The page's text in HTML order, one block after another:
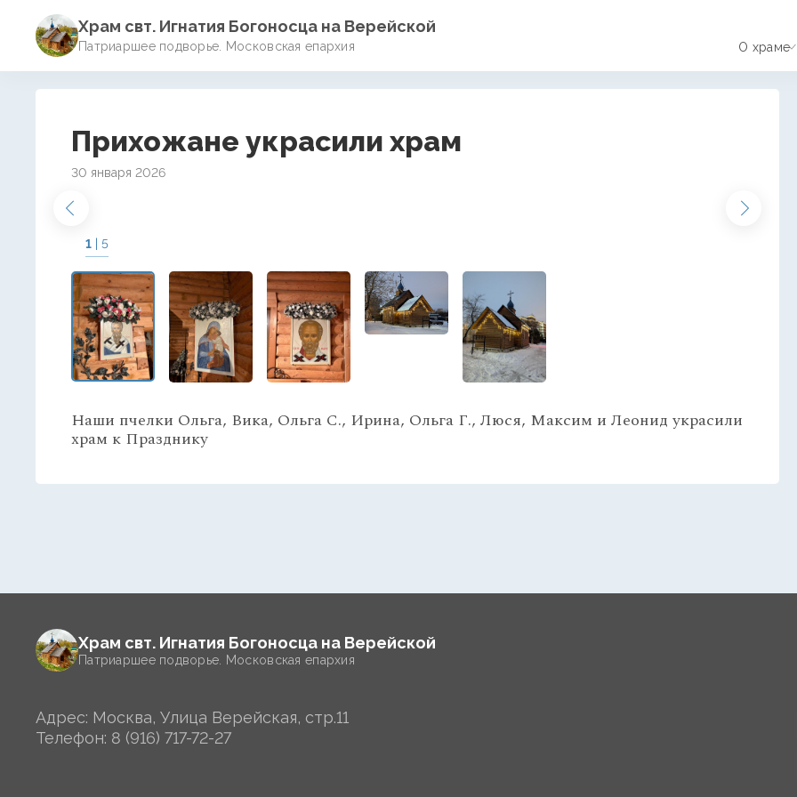
Храм свт. Игнатия Богоносца на Верейской
Патриаршее подворье. Московская епархия О храме
Прихожане украсили храм
30 января 2026
1 | 5
Наши пчелки Ольга, Вика, Ольга С., Ирина, Ольга Г., Люся, Максим и Леонид украсили
храм к Празднику
Храм свт. Игнатия Богоносца на Верейской
Патриаршее подворье. Московская епархия
Адрес: Москва, Улица Верейская, стр.11
Телефон: 8 (916) 717-72-27